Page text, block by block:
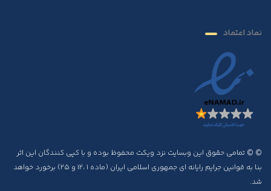
نماد اعتماد
© © تمامی حقوق این وبسایت نزد ویکت محفوظ بوده و با کپی کنندگان این اثر
بنا به قوانین جرایم رایانه ای جمهوری اسلامی ایران (ماده ۱ ،۱۲ و ۲۵) برخورد خواهد
شد.